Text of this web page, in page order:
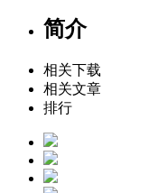
简介
相关下载
相关文章
排行